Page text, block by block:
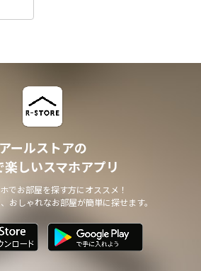
アールストアの
楽しいスマホアプリ
でお部屋を探す方にオススメ！
おしゃれなお部屋が簡単に探せます。